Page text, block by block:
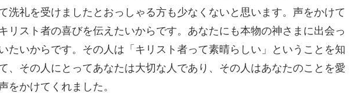
洗礼を受けましたとおっしゃる方も少なくないと思います。声をかけて
リスト者の喜びを伝えたいからです。あなたにも本物の神さまに出会っ
たいからです。その人は「キリスト者って素晴らしい」ということを知
、その人にとってあなたは大切な人であり、その人はあなたのことを愛
をかけてくれました。